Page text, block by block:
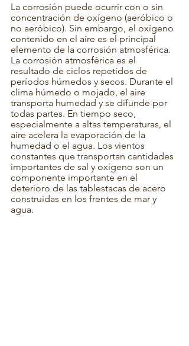
La corrosión puede ocurrir con o sin
concentración de oxígeno (aeróbico o
no aeróbico). Sin embargo, el oxígeno
contenido en el aire es el principal
elemento de la corrosión atmosférica.
La corrosión atmosférica es el
resultado de ciclos repetidos de
períodos húmedos y secos. Durante el
clima húmedo o mojado, el aire
transporta humedad y se difunde por
todas partes. En tiempo seco,
especialmente a altas temperaturas, el
aire acelera la evaporación de la
humedad o el agua. Los vientos
constantes que transportan cantidades
importantes de sal y oxígeno son un
componente importante en el
deterioro de las tablestacas de acero
construidas en los frentes de mar y
agua.